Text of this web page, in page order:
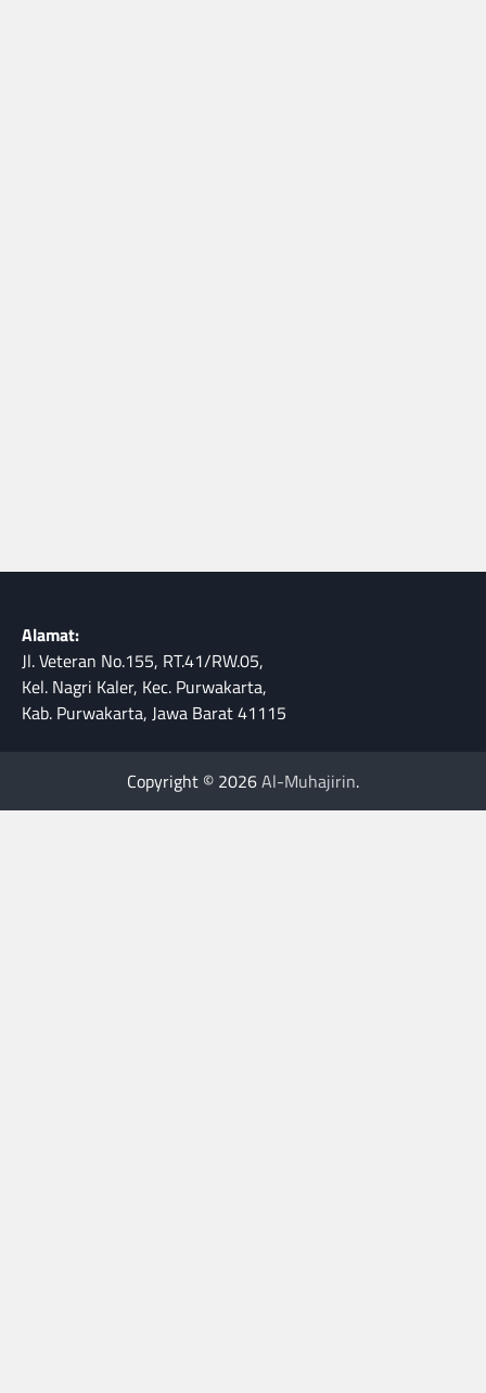
Alamat:
Jl. Veteran No.155, RT.41/RW.05,
Kel. Nagri Kaler, Kec. Purwakarta,
Kab. Purwakarta, Jawa Barat 41115
Copyright © 2026Al-Muhajirin.